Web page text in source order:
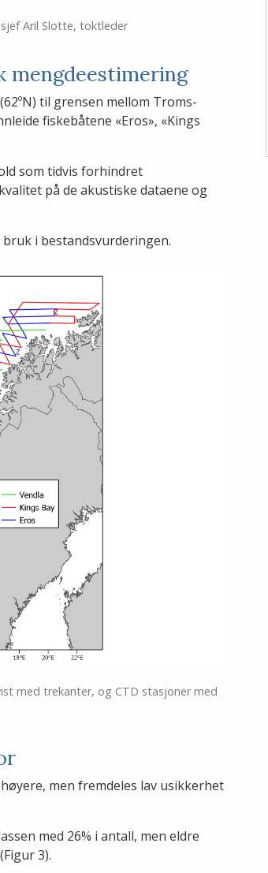
Aril Slotte, toktleder
mengdeestimering
til grensen mellom Troms-
fiskebåtene «Eros», «Kings
som tidvis forhindret
på de akustiske dataene og
i bestandsvurderingen.
med trekanter, og CTD stasjoner med
men fremdeles lav usikkerhet
med 26% i antall, men eldre
3).